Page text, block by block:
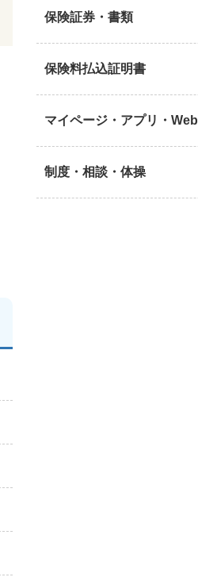
保険証券・書類
保険料払込証明書
マイページ・アプリ・Web
制度・相談・体操